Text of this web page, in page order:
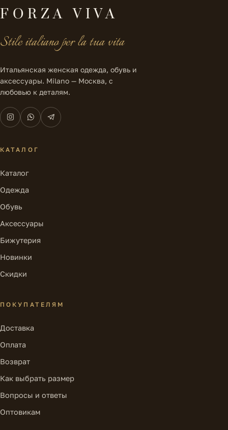
FORZA VIVA
Stile italiano per la tua vita
Итальянская женская одежда, обувь и
аксессуары. Milano — Москва, с
любовью к деталям.
КАТАЛОГ
Каталог
Одежда
Обувь
Аксессуары
Бижутерия
Новинки
Скидки
ПОКУПАТЕЛЯМ
Доставка
Оплата
Возврат
Как выбрать размер
Вопросы и ответы
Оптовикам